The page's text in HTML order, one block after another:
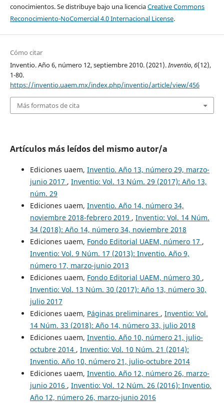
conocimientos. Se distribuye bajo una licenciaCreative Commons
Reconocimiento-NoComercial 4.0 Internacional License.
Cómo citar
Inventio. Año 6, número 12, septiembre 2010. (2021).Inventio,6(12),
1-80.
https://inventio.uaem.mx/index.php/inventio/article/view/456
Más formatos de cita
Artículos más leídos del mismo autor/a
Ediciones uaem, Inventio. Año 13, número 29, marzo-
junio 2017 , Inventio: Vol. 13 Núm. 29 (2017): Año 13,
núm. 29
Ediciones uaem, Inventio. Año 14, número 34,
noviembre 2018-febrero 2019 , Inventio: Vol. 14 Núm.
34 (2018): Año 14, número 34, noviembre 2018
Ediciones uaem, Fondo Editorial UAEM, número 17 ,
Inventio: Vol. 9 Núm. 17 (2013): Inventio. Año 9,
número 17, marzo-junio 2013
Ediciones uaem, Fondo Editorial UAEM, número 30 ,
Inventio: Vol. 13 Núm. 30 (2017): Año 13, número 30,
julio 2017
Ediciones uaem, Páginas preliminares , Inventio: Vol.
14 Núm. 33 (2018): Año 14, número 33, julio 2018
Ediciones uaem, Inventio. Año 10, número 21, julio-
octubre 2014 , Inventio: Vol. 10 Núm. 21 (2014):
Inventio. Año 10, número 21, julio-octubre 2014
Ediciones uaem, Inventio. Año 12, número 26, marzo-
junio 2016 , Inventio: Vol. 12 Núm. 26 (2016): Inventio.
Año 12, número 26, marzo-junio 2016